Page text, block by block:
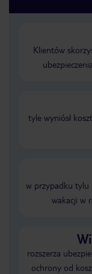
Klientów
tyle wyniósł
w przypadku tylu
wakacji w
rozszerza
ochrony od